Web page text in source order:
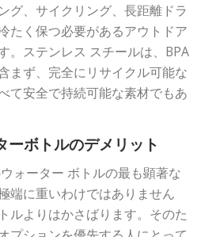
グ、サイクリング、長距離ドラ
たく保つ必要があるアウトドア
。ステンレス スチールは、BPA
まず、完全にリサイクル可能な
て安全で持続可能な素材でもあ
ーボトルのデメリット
ォーター ボトルの最も顕著な
端に重いわけではありません
ルよりはかさばります。そのた